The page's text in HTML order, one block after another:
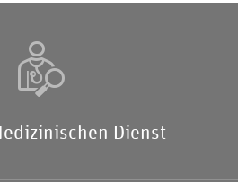
Dienst